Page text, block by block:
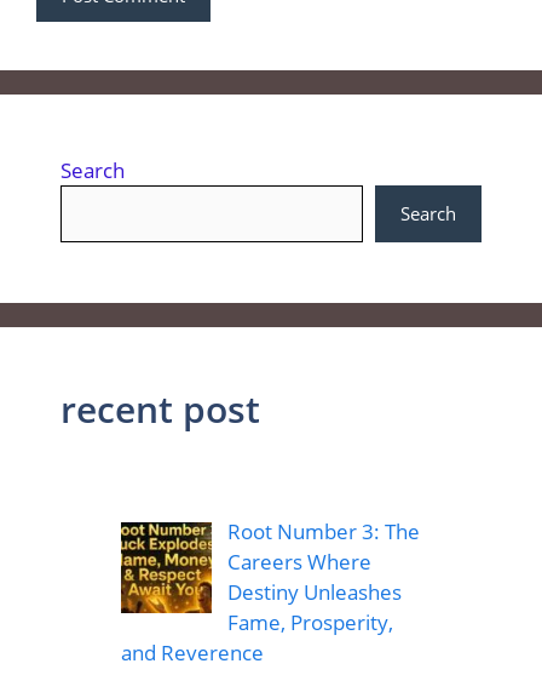
Search
Search
recent post
Root Number 3: The
Careers Where
Destiny Unleashes
Fame, Prosperity,
and Reverence